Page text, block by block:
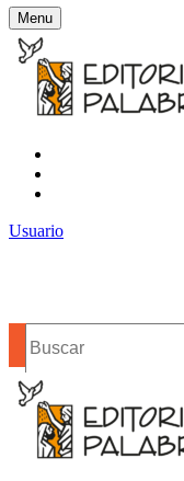
Editorial
Contacto
Noticias
Usuario
Menu
Buscar